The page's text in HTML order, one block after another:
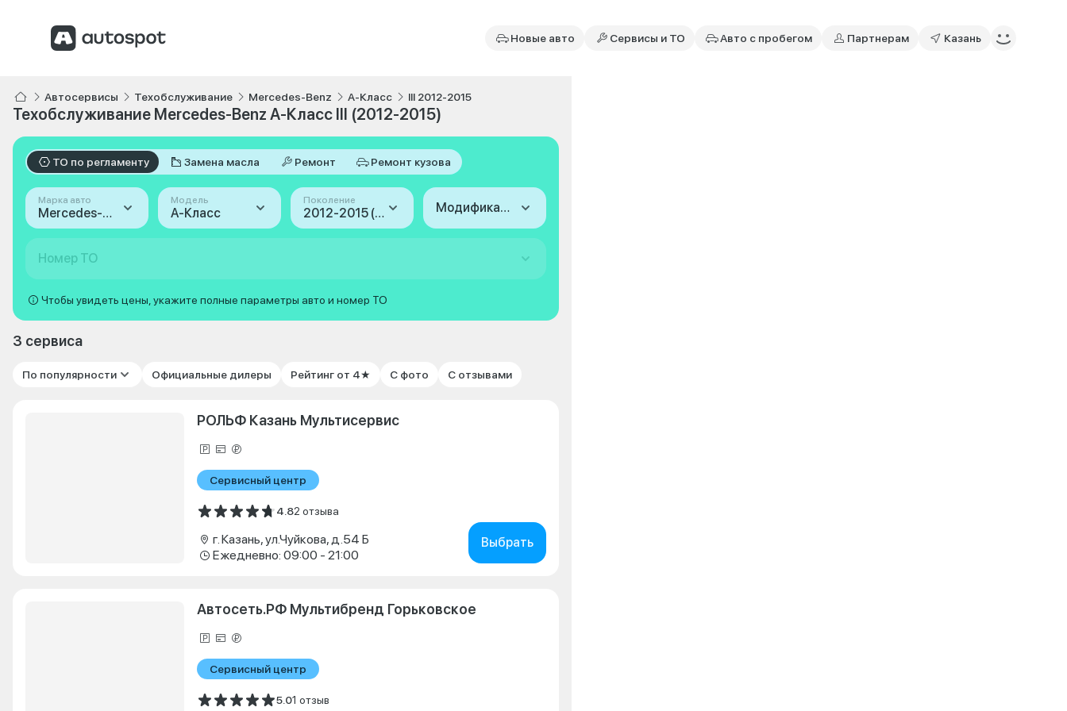
Новые авто Сервисы и ТО Авто с пробегом Партнерам Казань
Автосервисы Техобслуживание Mercedes-Benz A-Класс III 2012-2015
Техобслуживание Mercedes-Benz A-Класс III (2012-2015)
ТО по регламенту Замена масла Ремонт Ремонт кузова
Марка авто
Mercedes-Benz
Модель
A-Класс
Поколение
2012-2015 (III) Модификация
Номер ТО
Чтобы увидеть цены, укажите полные параметры авто и номер ТО
3 сервиса
По популярности Официальные дилеры Рейтинг от 4★ С фото С отзывами
РОЛЬФ Казань Мультисервис
Сервисный центр
4.82 отзыва
г. Казань, ул.Чуйкова, д.54 Б
Ежедневно: 09:00 - 21:00
Выбрать
Автосеть.РФ Мультибренд Горьковское
Сервисный центр
5.01 отзыв